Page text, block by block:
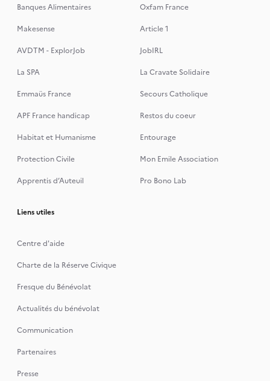
Banques Alimentaires
Oxfam France
Makesense
Article 1
AVDTM - ExplorJob
JobIRL
La SPA
La Cravate Solidaire
Emmaüs France
Secours Catholique
APF France handicap
Restos du coeur
Habitat et Humanisme
Entourage
Protection Civile
Mon Emile Association
Apprentis d’Auteuil
Pro Bono Lab
Liens utiles
Centre d'aide
Charte de la Réserve Civique
Fresque du Bénévolat
Actualités du bénévolat
Communication
Partenaires
Presse